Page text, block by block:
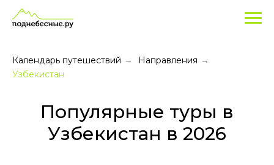
Туры
Узбекистан
Календарь путешествий → Направления →
Узбекистан
Популярные туры в
Узбекистан в 2026